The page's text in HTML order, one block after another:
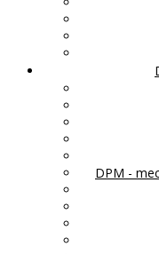
DPM -